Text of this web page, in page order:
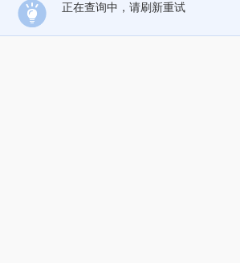
正在查询中，请刷新重试